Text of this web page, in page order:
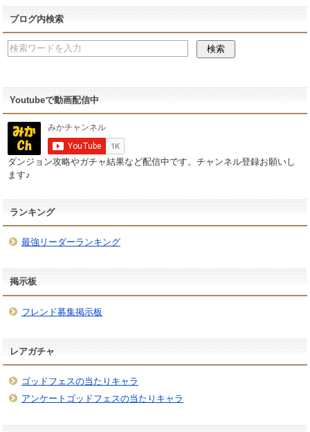
ブログ内検索
Youtubeで動画配信中
ダンジョン攻略やガチャ結果など配信中です。チャンネル登録お願いし
ます♪
ランキング
最強リーダーランキング
掲示板
フレンド募集掲示板
レアガチャ
ゴッドフェスの当たりキャラ
アンケートゴッドフェスの当たりキャラ